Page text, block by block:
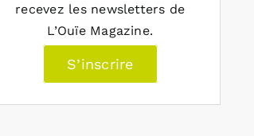
recevez les newsletters de
L’Ouïe Magazine.
S’inscrire